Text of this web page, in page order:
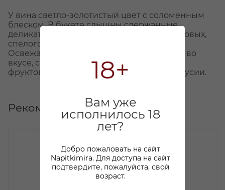
18+
Вам уже
исполнилось 18
лет?
Добро пожаловать на сайт
Napitkimira. Для доступа на сайт
подтвердите, пожалуйста, свой
возраст.
У вина светло-золотистый цвет с соломенным
блеском. В букете слышны сдержанные,
деликатные ароматы свежих трав, цитрусовых,
спелого яблока, персика и нотки кремня.
Освежающее, элегантное и минеральное во
вкусе, с яркой кислотностью, и цветочно-
фруктовыми оттенками в долгом послевкусии.
Рекомендуем